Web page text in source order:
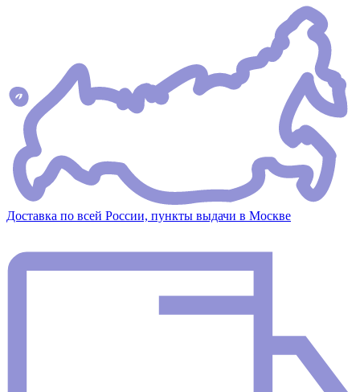
Доставка по всей России, пункты выдачи в Москве